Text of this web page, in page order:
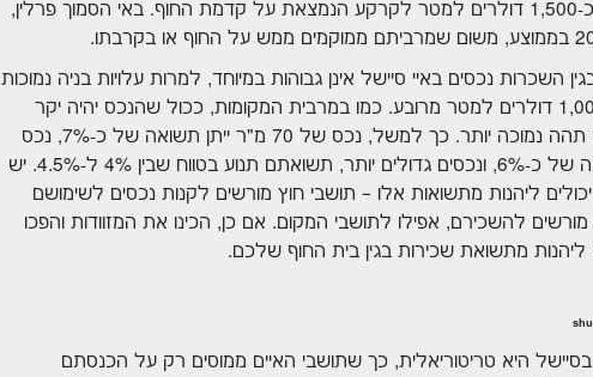
דולרים למטר ללא נוף, ועד לכ-1,500 דולרים למטר לקרקע הנמצאת על קדמת החוף. באי הסמוך פרלין,
השכרות נכסים באיי סיישל אינן גבוהות במיוחד, למרות עלויות בניה נמוכות
יחסית, אשר נעות בין 1,000-1,200 דולרים למטר מרובע. כמו במרבית המקומות, ככול שהנכס יהיה יקר
ויוקרתי יותר, כך התשואה בגינו תהה נמוכה יותר. כך למשל, נכס של 70 מ"ר ייתן תשואה של כ-7%, נכס
בגודל של 100 מ"ר ייתן תשואה של כ-6%, ונכסים גדולים יותר, תשואתם תנוע בטווח שבין 4% ל-4.5%. יש
ליהנות מתשואות אלו – תושבי חוץ מורשים לקנות נכסים לשימושם
להשכירם, אפילו לתושבי המקום. אם כן, הכינו את המזוודות והפכו
מתשואת שכירות בגין בית החוף שלכם.
בסיישל היא טריטוריאלית, כך שתושבי האיים ממוסים רק על הכנסתם